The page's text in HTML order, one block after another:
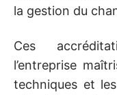
la gestion du
Ces
l’entreprise
techniques et